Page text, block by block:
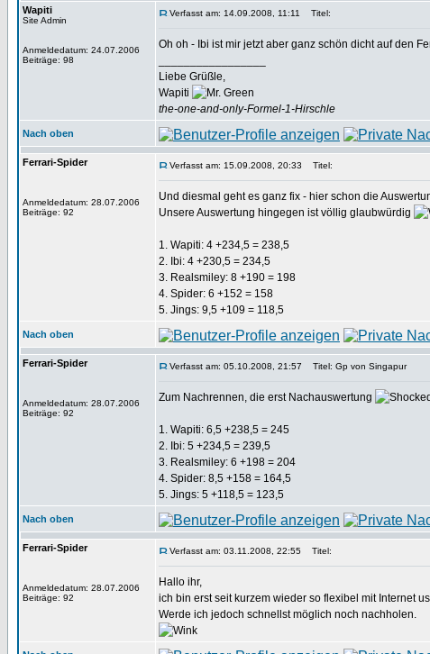
Wapiti
Site Admin
Anmeldedatum: 24.07.2006
Beiträge: 98
Verfasst am: 14.09.2008, 11:11 Titel:
Oh oh - Ibi ist mir jetzt aber ganz schön dicht auf den
Liebe Grüßle,
Wapiti
the-one-and-only-Formel-1-Hirschle
Nach oben
Ferrari-Spider
Anmeldedatum: 28.07.2006
Beiträge: 92
Verfasst am: 15.09.2008, 20:33 Titel:
Und diesmal geht es ganz fix - hier schon die
Unsere Auswertung hingegen ist völlig glaubwürdig
1. Wapiti: 4 +234,5 = 238,5
2. Ibi: 4 +230,5 = 234,5
3. Realsmiley: 8 +190 = 198
4. Spider: 6 +152 = 158
5. Jings: 9,5 +109 = 118,5
Nach oben
Ferrari-Spider
Anmeldedatum: 28.07.2006
Beiträge: 92
Verfasst am: 05.10.2008, 21:57 Titel: Gp von Singapur
Zum Nachrennen, die erst Nachauswertung
1. Wapiti: 6,5 +238,5 = 245
2. Ibi: 5 +234,5 = 239,5
3. Realsmiley: 6 +198 = 204
4. Spider: 8,5 +158 = 164,5
5. Jings: 5 +118,5 = 123,5
Nach oben
Ferrari-Spider
Anmeldedatum: 28.07.2006
Beiträge: 92
Verfasst am: 03.11.2008, 22:55 Titel:
Hallo ihr,
ich bin erst seit kurzem wieder so flexibel mit Internet
Werde ich jedoch schnellst möglich noch nachholen.